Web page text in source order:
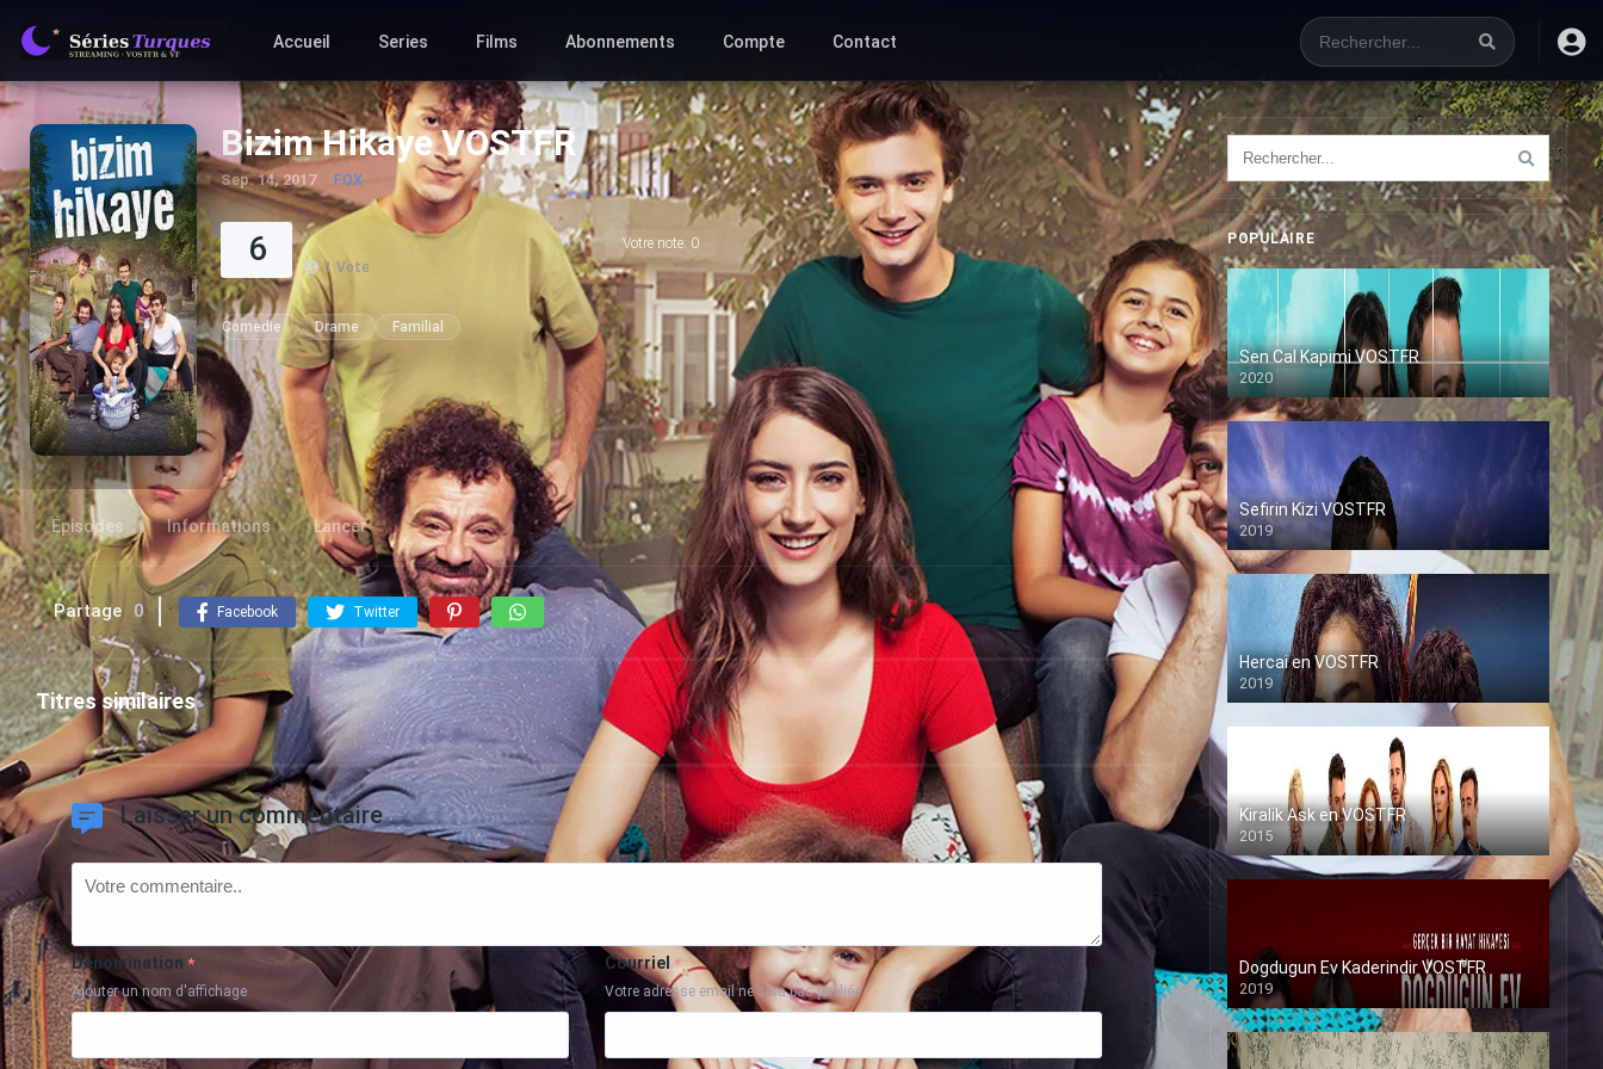
Accueil Series Films Abonnements Compte Contact
Bizim Hikaye VOSTFR
Sep. 14, 2017 FOX
Votre note: 0
6 1 Vote
Comedie Drame Familial
Épisodes Informations Lancer
Partage 0 Facebook Twitter
Titres similaires
Laisser un commentaire
Dénomination *
Ajouter un nom d'affichage
Courriel *
Votre adresse email ne sera pas publiée
POPULAIRE
Sen Cal Kapimi VOSTFR
2020
Sefirin Kizi VOSTFR
2019
Hercai en VOSTFR
2019
Kiralik Ask en VOSTFR
2015
Dogdugun Ev Kaderindir VOSTFR
2019